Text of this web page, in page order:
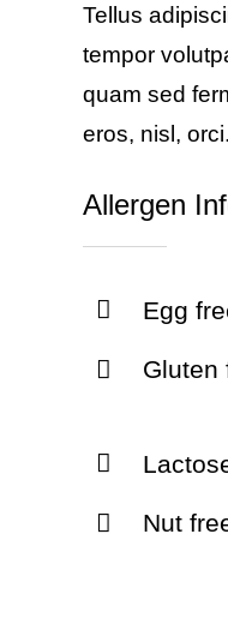
Tellus
tempor
quam sed
eros, nisl, orci.
Allergen
Egg
Gluten
Nut